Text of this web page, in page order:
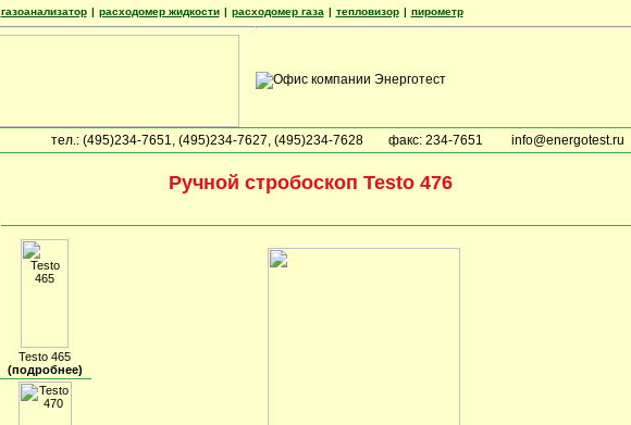
газоанализатор | расходомер жидкости | расходомер газа | тепловизор | пирометр
тел.: (495)234-7651, (495)234-7627, (495)234-7628 факс: 234-7651
info@energotest.ru
Ручной стробоскоп Testo 476
Testo 465
(подробнее)